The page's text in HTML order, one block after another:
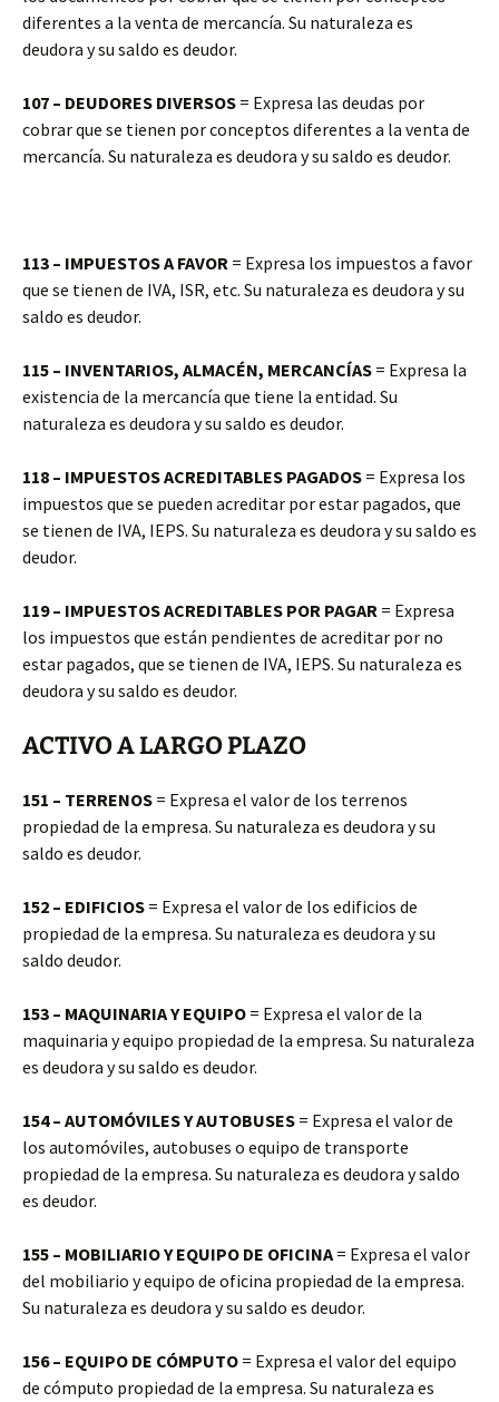
diferentes a la venta de mercancía. Su naturaleza es
deudora y su saldo es deudor.
107 – DEUDORES DIVERSOS = Expresa las deudas por
cobrar que se tienen por conceptos diferentes a la venta de
mercancía. Su naturaleza es deudora y su saldo es deudor.
113 – IMPUESTOS A FAVOR = Expresa los impuestos a favor
que se tienen de IVA, ISR, etc. Su naturaleza es deudora y su
saldo es deudor.
115 – INVENTARIOS, ALMACÉN, MERCANCÍAS = Expresa la
existencia de la mercancía que tiene la entidad. Su
naturaleza es deudora y su saldo es deudor.
118 – IMPUESTOS ACREDITABLES PAGADOS = Expresa los
impuestos que se pueden acreditar por estar pagados, que
se tienen de IVA, IEPS. Su naturaleza es deudora y su saldo es
deudor.
119 – IMPUESTOS ACREDITABLES POR PAGAR = Expresa
los impuestos que están pendientes de acreditar por no
estar pagados, que se tienen de IVA, IEPS. Su naturaleza es
deudora y su saldo es deudor.
ACTIVO A LARGO PLAZO
151 – TERRENOS = Expresa el valor de los terrenos
propiedad de la empresa. Su naturaleza es deudora y su
saldo es deudor.
152 – EDIFICIOS = Expresa el valor de los edificios de
propiedad de la empresa. Su naturaleza es deudora y su
saldo deudor.
153 – MAQUINARIA Y EQUIPO = Expresa el valor de la
maquinaria y equipo propiedad de la empresa. Su naturaleza
es deudora y su saldo es deudor.
154 – AUTOMÓVILES Y AUTOBUSES = Expresa el valor de
los automóviles, autobuses o equipo de transporte
propiedad de la empresa. Su naturaleza es deudora y saldo
es deudor.
155 – MOBILIARIO Y EQUIPO DE OFICINA= Expresa el valor
del mobiliario y equipo de oficina propiedad de la empresa.
Su naturaleza es deudora y su saldo es deudor.
156 – EQUIPO DE CÓMPUTO = Expresa el valor del equipo
de cómputo propiedad de la empresa. Su naturaleza es